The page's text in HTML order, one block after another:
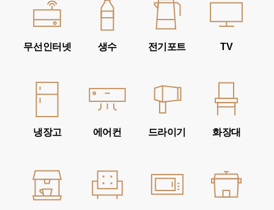
무선인터넷 생수 전기포트 TV
냉장고 에어컨 드라이기 화장대